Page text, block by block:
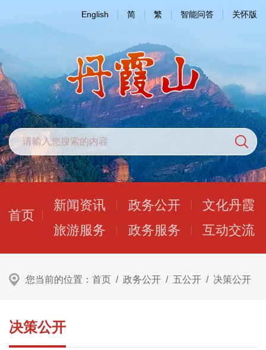
English 简 繁 智能问答 关怀版
首页
新闻资讯 政务公开
文化丹霞
旅游服务
政务服务 互动交流
您当前的位置： 首页 / 政务公开 / 五公开 / 决策公开
决策公开